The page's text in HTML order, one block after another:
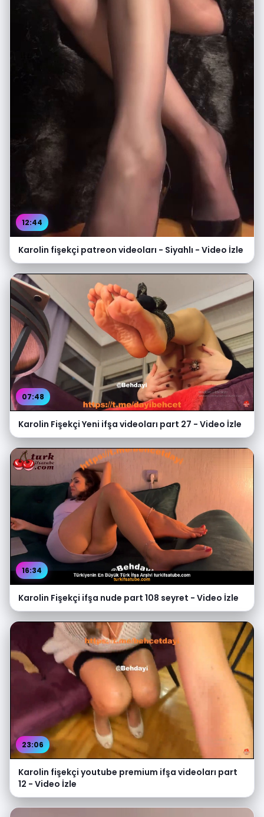
12:44
Karolin fişekçi patreon videoları - Siyahlı - Video İzle
07:48
Karolin Fişekçi Yeni ifşa videoları part 27 - Video İzle
16:34
Karolin Fişekçi ifşa nude part 108 seyret - Video İzle
23:06
Karolin fişekçi youtube premium ifşa videoları part
12 - Video İzle